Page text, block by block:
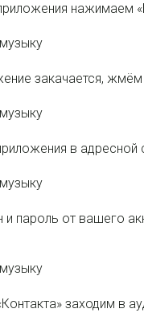
нажимаем
закачается, жмём
в адресной
и пароль от вашего
заходим в